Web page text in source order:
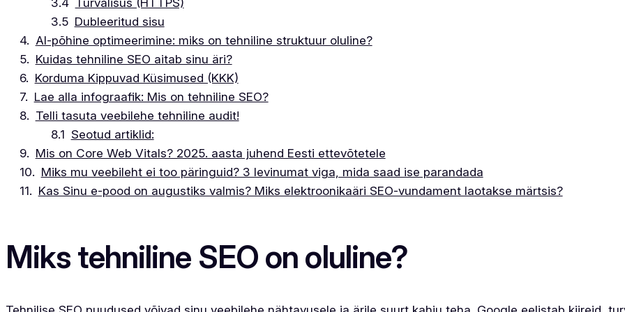
Dubleeritud sisu
AI-põhine optimeerimine: miks on tehniline struktuur oluline?
Kuidas tehniline SEO aitab sinu äri?
Korduma Kippuvad Küsimused (KKK)
Lae alla infograafik: Mis on tehniline SEO?
Telli tasuta veebilehe tehniline audit!
Seotud artiklid:
Mis on Core Web Vitals? 2025. aasta juhend Eesti ettevõtetele
Miks mu veebileht ei too päringuid? 3 levinumat viga, mida saad ise parandada
Kas Sinu e-pood on augustiks valmis? Miks elektroonikaäri SEO-vundament laotakse märtsis?
Miks tehniline SEO on oluline?